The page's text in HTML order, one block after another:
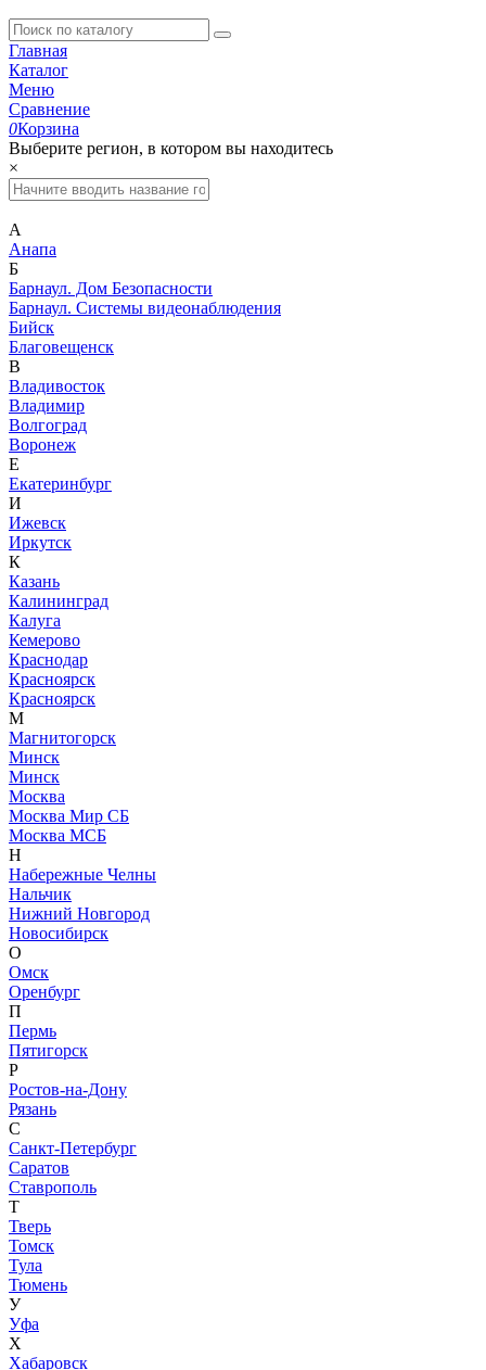
Главная
Каталог
Меню
Сравнение
0Корзина
Выберите регион, в котором вы находитесь
×
А
Анапа
Б
Барнаул. Дом Безопасности
Барнаул. Системы видеонаблюдения
Бийск
Благовещенск
В
Владивосток
Владимир
Волгоград
Воронеж
Е
Екатеринбург
И
Ижевск
Иркутск
К
Казань
Калининград
Калуга
Кемерово
Краснодар
Красноярск
Красноярск
М
Магнитогорск
Минск
Минск
Москва
Москва Мир СБ
Москва МСБ
Н
Набережные Челны
Нальчик
Нижний Новгород
Новосибирск
О
Омск
Оренбург
П
Пермь
Пятигорск
Р
Ростов-на-Дону
Рязань
С
Санкт-Петербург
Саратов
Ставрополь
Т
Тверь
Томск
Тула
Тюмень
У
Уфа
Х
Хабаровск